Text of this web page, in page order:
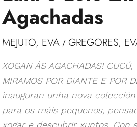
Agachadas
MEJUTO, EVA / GREGORES,
XOGAN ÁS AGACHADAS! CUCÚ,
MIRAMOS POR DIANTE E POR
inauguran unha nova
para os máis pequenos,